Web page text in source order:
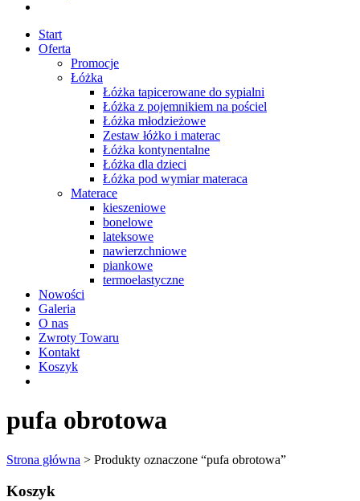
Start
Oferta
Promocje
Łóżka
Łóżka tapicerowane do sypialni
Łóżka z pojemnikiem na pościel
Łóżka młodzieżowe
Zestaw łóżko i materac
Łóżka kontynentalne
Łóżka dla dzieci
Łóżka pod wymiar materaca
Materace
kieszeniowe
bonelowe
lateksowe
nawierzchniowe
piankowe
termoelastyczne
Nowości
Galeria
O nas
Zwroty Towaru
Kontakt
Koszyk
pufa obrotowa
Strona główna > Produkty oznaczone “pufa obrotowa”
Koszyk